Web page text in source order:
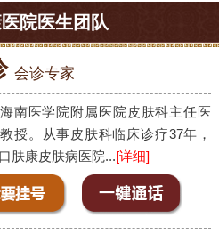
院医生团队
会诊专家
南医学院附属医院皮肤科主任医
授。从事皮肤科临床诊疗37年，
肤康皮肤病医院...[详细]